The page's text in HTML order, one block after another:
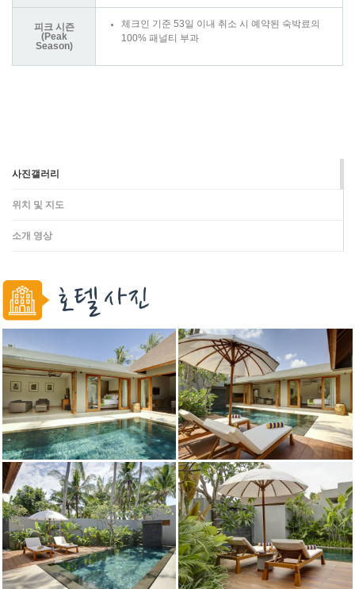
피크 시즌
(Peak
Season)
체크인 기준 53일 이내 취소 시 예약된 숙박료의
100% 패널티 부과
사진갤러리
위치 및 지도
소개 영상